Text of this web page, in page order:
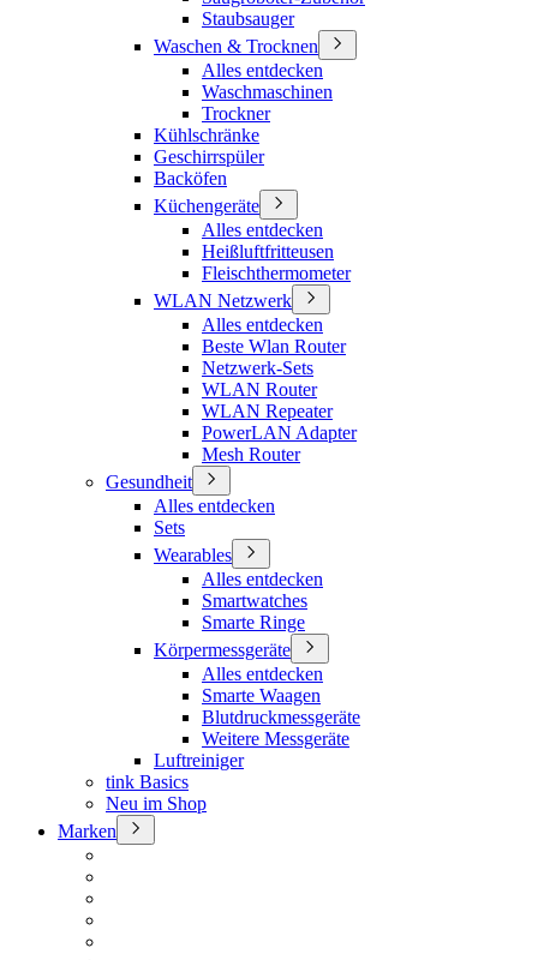
Staubsauger
Waschen & Trocknen
Alles entdecken
Waschmaschinen
Trockner
Kühlschränke
Geschirrspüler
Backöfen
Küchengeräte
Alles entdecken
Heißluftfritteusen
Fleischthermometer
WLAN Netzwerk
Alles entdecken
Beste Wlan Router
Netzwerk-Sets
WLAN Router
WLAN Repeater
PowerLAN Adapter
Mesh Router
Gesundheit
Alles entdecken
Sets
Wearables
Alles entdecken
Smartwatches
Smarte Ringe
Körpermessgeräte
Alles entdecken
Smarte Waagen
Blutdruckmessgeräte
Weitere Messgeräte
Luftreiniger
tink Basics
Neu im Shop
Marken